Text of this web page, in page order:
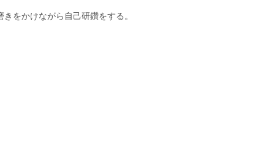
をかけながら自己研鑽をする。